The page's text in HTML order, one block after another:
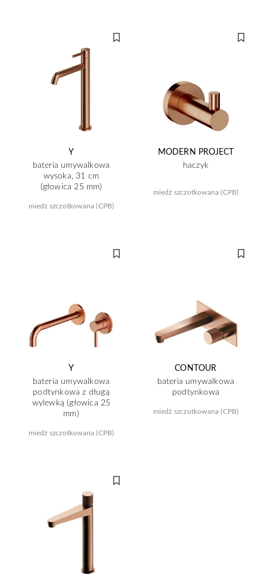
Y
bateria umywalkowa
wysoka, 31 cm
(głowica 25 mm)
miedź szczotkowana (CPB)
MODERN PROJECT
haczyk
miedź szczotkowana (CPB)
Y
bateria umywalkowa
podtynkowa z długą
wylewką (głowica 25
mm)
miedź szczotkowana (CPB)
CONTOUR
bateria umywalkowa
podtynkowa
miedź szczotkowana (CPB)